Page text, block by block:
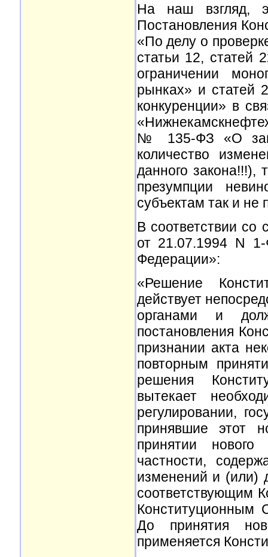
На наш взгляд,
Постановления
«По делу о
статьи 12,
ограничении
рынках» и статей
конкуренции» в
№ 135-ФЗ «О
количество
данного закона!!!),
презумпции
субъектам так и не
В соответствии со
от 21.07.1994 N
Федерации»:
«Решение
действует
органами и
постановления
признании акта
повторным
решения
вытекает
регулировании,
принявшие этот
принятии
частности,
изменений и (или)
соответствующим
Конституционным
До принятия
применяется